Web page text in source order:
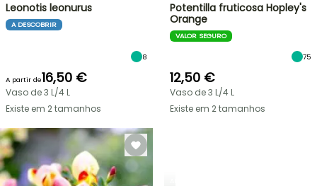
Leonotis leonurus
A DESCOBRIR
8
A partir de16,50 €
Vaso de 3 L/4 L
Existe em 2 tamanhos
Potentilla fruticosa Hopley's
Orange
VALOR SEGURO
75
12,50 €
Vaso de 3 L/4 L
Existe em 2 tamanhos